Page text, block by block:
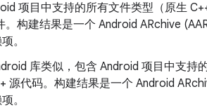
项目中支持的所有文件类型（原生
构建结果是一个 Android ARchive
。
库类似，包含 Android 项目中支持
源代码。构建结果是一个 Android
。